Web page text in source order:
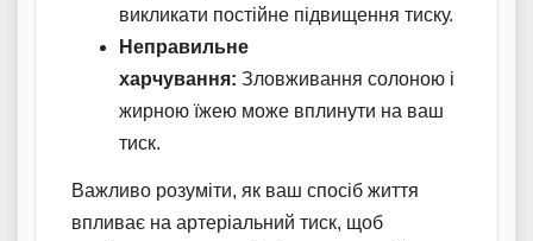
викликати постійне підвищення тиску.
Неправильне
харчування: Зловживання солоною і
жирною їжею може вплинути на ваш
тиск.
Важливо розуміти, як ваш спосіб життя
впливає на артеріальний тиск, щоб